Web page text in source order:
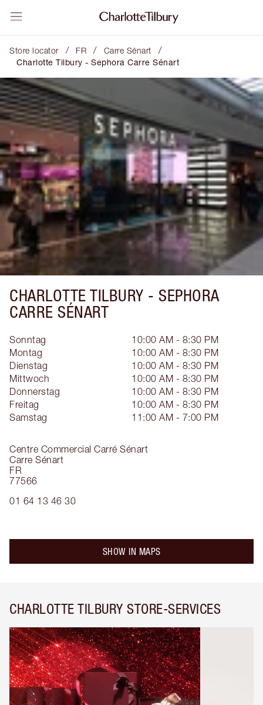
Store locator / FR / Carre Sénart /
Charlotte Tilbury - Sephora Carre Sénart
CHARLOTTE TILBURY - SEPHORA
CARRE SÉNART
Centre Commercial Carré Sénart
Carre Sénart
FR
77566
01 64 13 46 30
Sonntag
10:00 AM - 8:30 PM
Montag
10:00 AM - 8:30 PM
Dienstag
10:00 AM - 8:30 PM
Mittwoch
10:00 AM - 8:30 PM
Donnerstag
10:00 AM - 8:30 PM
Freitag
10:00 AM - 8:30 PM
Samstag
11:00 AM - 7:00 PM
SHOW IN MAPS
CHARLOTTE TILBURY STORE-SERVICES